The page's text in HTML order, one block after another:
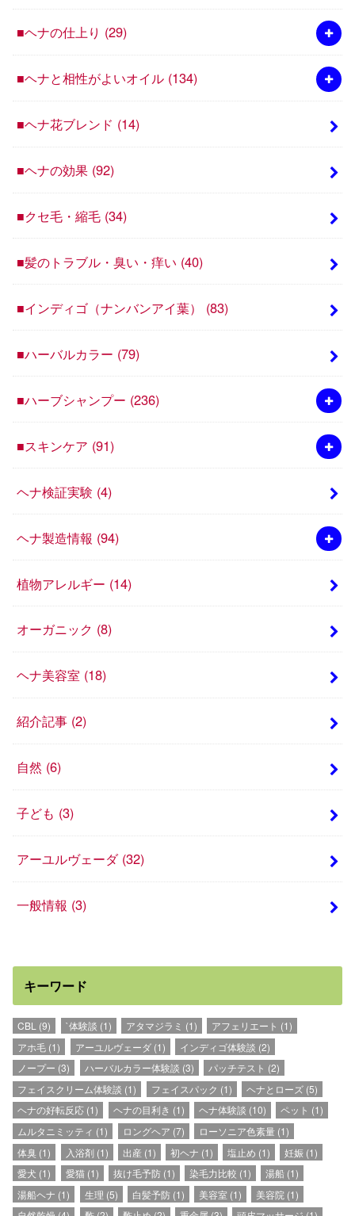
■ヘナの仕上り (29)
■ヘナと相性がよいオイル (134)
■ヘナ花ブレンド (14)
■ヘナの効果 (92)
■クセ毛・縮毛 (34)
■髪のトラブル・臭い・痒い (40)
■インディゴ（ナンバンアイ葉） (83)
■ハーバルカラー (79)
■ハーブシャンプー (236)
■スキンケア (91)
ヘナ検証実験 (4)
ヘナ製造情報 (94)
植物アレルギー (14)
オーガニック (8)
ヘナ美容室 (18)
紹介記事 (2)
自然 (6)
子ども (3)
アーユルヴェーダ (32)
一般情報 (3)
キーワード
CBL (9) `体験談 (1) アタマジラミ (1) アフェリエート (1)
アホ毛 (1) アーユルヴェーダ(1) インディゴ体験談 (2)
ノープー (3) ハーバルカラー体験談 (3) パッチテスト (2)
フェイスクリーム体験談 (1) フェイスパック (1) ヘナとローズ(5)
ヘナの好転反応 (1) ヘナの目利き (1) ヘナ体験談 (10) ペット (1)
ムルタニミッティ (1) ロングヘア (7) ローソニア色素量(1)
体臭 (1) 入浴剤(1) 出産(1) 初ヘナ (1) 塩止め (1) 妊娠 (1)
愛犬 (1) 愛猫(1) 抜け毛予防(1) 染毛力比較 (1) 湯船 (1)
湯船ヘナ (1) 生理 (5) 白髪予防(1) 美容室 (1) 美容院 (1)